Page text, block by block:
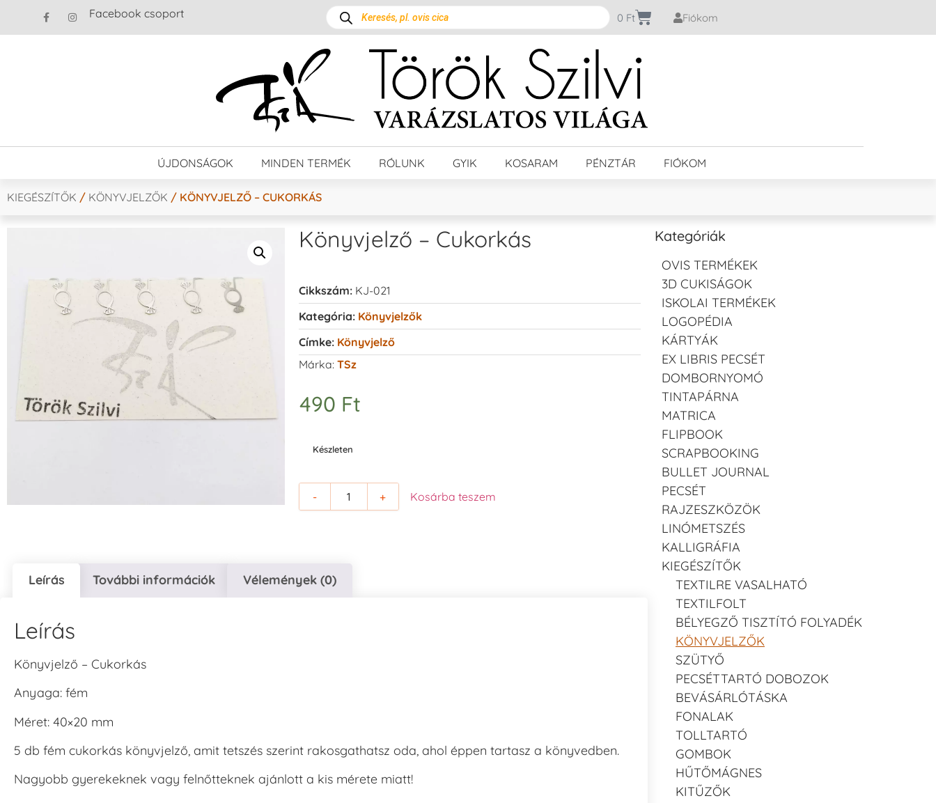
Facebook csoport 0 Ft Fiókom
ÚJDONSÁGOK MINDEN TERMÉK RÓLUNK GYIK KOSARAM PÉNZTÁR FIÓKOM
KIEGÉSZÍTŐK / KÖNYVJELZŐK / KÖNYVJELZŐ – CUKORKÁS
Könyvjelző – Cukorkás
Cikkszám: KJ-021
Kategória: Könyvjelzők
Címke: Könyvjelző
Márka: TSz
490 Ft
Készleten
- + Kosárba teszem
Leírás További információk Vélemények (0)
Leírás
Könyvjelző – Cukorkás
Anyaga: fém
Méret: 40×20 mm
5 db fém cukorkás könyvjelző, amit tetszés szerint rakosgathatsz oda, ahol éppen tartasz a könyvedben.
Nagyobb gyerekeknek vagy felnőtteknek ajánlott a kis mérete miatt!
Kategóriák
OVIS TERMÉKEK
3D CUKISÁGOK
ISKOLAI TERMÉKEK
LOGOPÉDIA
KÁRTYÁK
EX LIBRIS PECSÉT
DOMBORNYOMÓ
TINTAPÁRNA
MATRICA
FLIPBOOK
SCRAPBOOKING
BULLET JOURNAL
PECSÉT
RAJZESZKÖZÖK
LINÓMETSZÉS
KALLIGRÁFIA
KIEGÉSZÍTŐK
TEXTILRE VASALHATÓ
TEXTILFOLT
BÉLYEGZŐ TISZTÍTÓ FOLYADÉK
KÖNYVJELZŐK
SZÜTYŐ
PECSÉTTARTÓ DOBOZOK
BEVÁSÁRLÓTÁSKA
FONALAK
TOLLTARTÓ
GOMBOK
HŰTŐMÁGNES
KITŰZŐK